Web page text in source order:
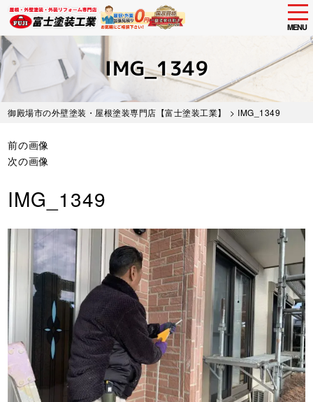
Skip
to
main
content
MENU
IMG_1349
御殿場市の外壁塗装・屋根塗装専門店【富士塗装工業】 > IMG_1349
前の画像
次の画像
IMG_1349